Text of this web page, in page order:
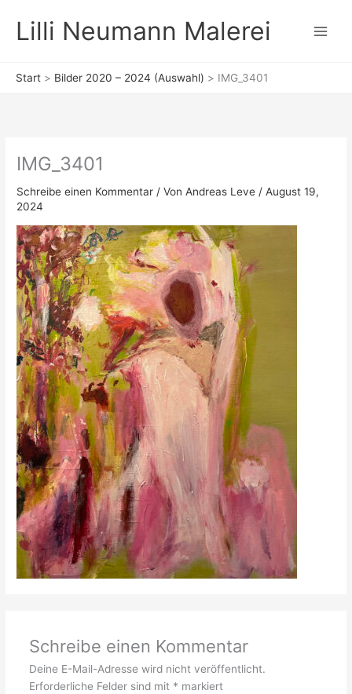
Inhalt
springen
Lilli Neumann Malerei
Start Bilder 2020 – 2024 (Auswahl) IMG_3401
IMG_3401
Schreibe einen Kommentar / VonAndreas Leve /August 19,
2024
Schreibe einen Kommentar
Deine E-Mail-Adresse wird nicht veröffentlicht.
Erforderliche Felder sind mit * markiert